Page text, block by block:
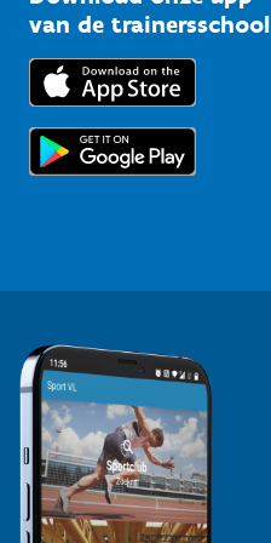
Bedrijven
Trainers en begeleiders
Topsporters
Downloads
Voor de pers
van de trainersschool